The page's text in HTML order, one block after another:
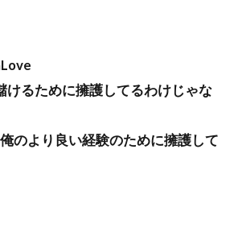
けるために擁護してるわけじゃな
のより良い経験のために擁護して